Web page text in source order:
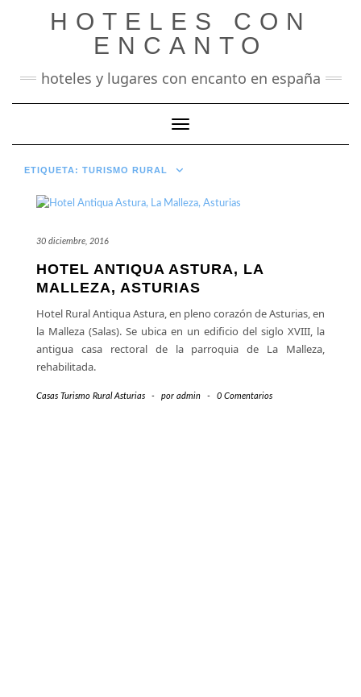
HOTELES CON
ENCANTO
hoteles y lugares con encanto en españa
Cambiar modo de navegación
ETIQUETA: TURISMO RURAL
30 diciembre, 2016
HOTEL ANTIQUA ASTURA, LA
MALLEZA, ASTURIAS
Hotel Rural Antiqua Astura, en pleno corazón de Asturias, en
la Malleza (Salas). Se ubica en un edificio del siglo XVIII, la
antigua casa rectoral de la parroquia de La Malleza,
rehabilitada.
Casas Turismo Rural Asturias - por admin - 0 Comentarios